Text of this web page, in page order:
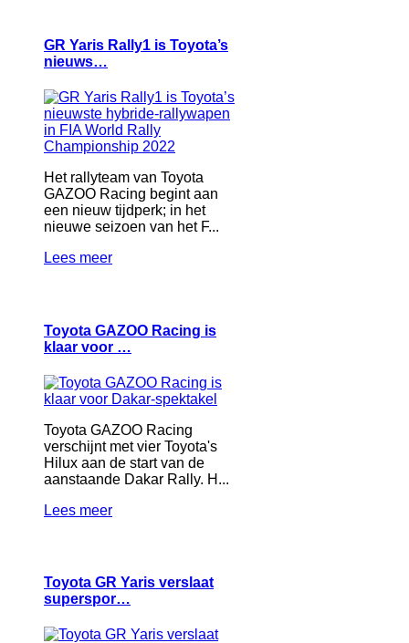
GR Yaris Rally1 is Toyota’s
nieuws…
Het rallyteam van Toyota
GAZOO Racing begint aan
een nieuw tijdperk; in het
nieuwe seizoen van het F...
Lees meer
Toyota GAZOO Racing is
klaar voor …
Toyota GAZOO Racing
verschijnt met vier Toyota's
Hilux aan de start van de
aanstaande Dakar Rally. H...
Lees meer
Toyota GR Yaris verslaat
superspor…